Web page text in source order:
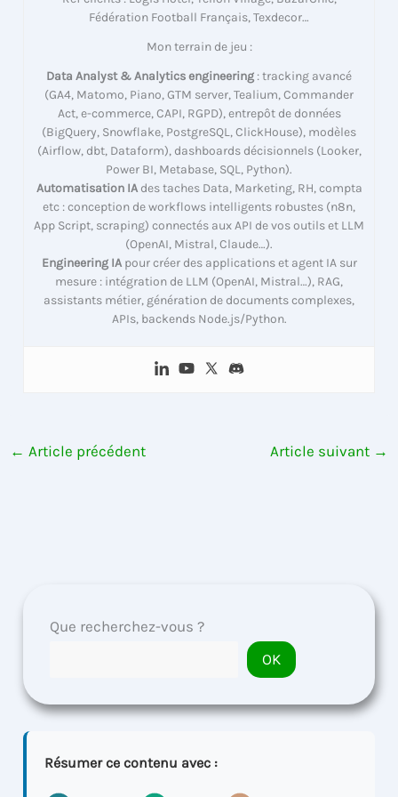
Fédération Football Français, Texdecor…
Mon terrain de jeu :
Data Analyst & Analytics engineering : tracking avancé
(GA4, Matomo, Piano, GTM server, Tealium, Commander
Act, e-commerce, CAPI, RGPD), entrepôt de données
(BigQuery, Snowflake, PostgreSQL, ClickHouse), modèles
(Airflow, dbt, Dataform), dashboards décisionnels (Looker,
Power BI, Metabase, SQL, Python).
Automatisation IAdes taches Data, Marketing, RH, compta
etc : conception de workflows intelligents robustes (n8n,
App Script, scraping) connectés aux API de vos outils et LLM
(OpenAI, Mistral, Claude…).
Engineering IApour créer des applications et agent IA sur
mesure : intégration de LLM (OpenAI, Mistral…), RAG,
assistants métier, génération de documents complexes,
APIs, backends Node.js/Python.
← Article précédent Article suivant →
Que recherchez-vous ?
OK
Résumer ce contenu avec :